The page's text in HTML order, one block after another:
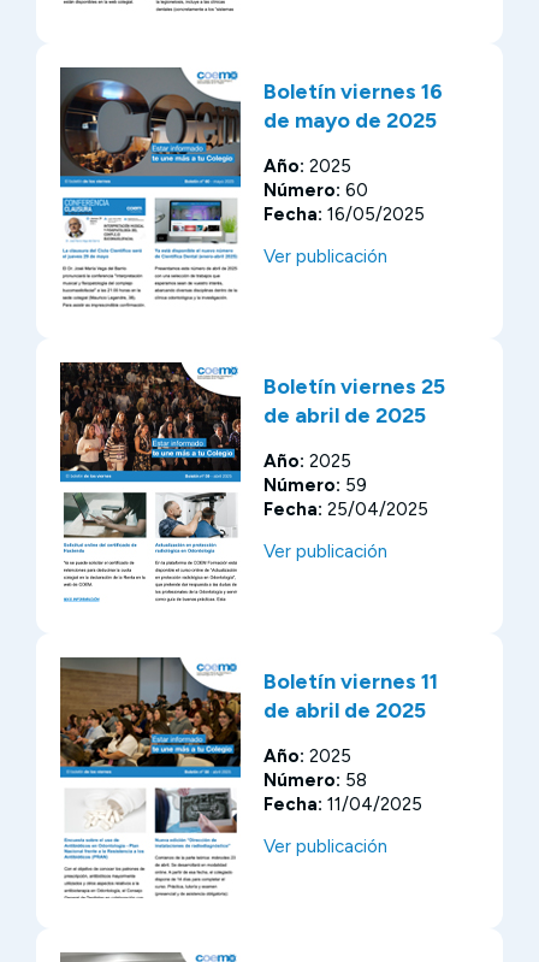
Boletín viernes 16
de mayo de 2025
Año: 2025
Número: 60
Fecha: 16/05/2025
Ver publicación
Boletín viernes 25
de abril de 2025
Año: 2025
Número: 59
Fecha: 25/04/2025
Ver publicación
Boletín viernes 11
de abril de 2025
Año: 2025
Número: 58
Fecha: 11/04/2025
Ver publicación